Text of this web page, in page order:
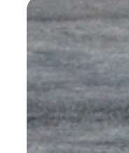
fabriqué en
Loire.